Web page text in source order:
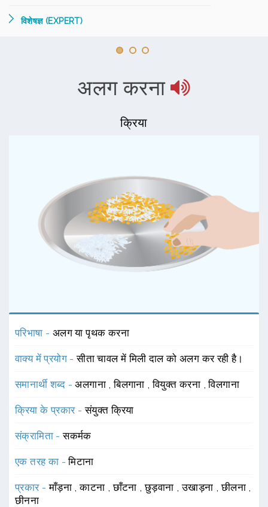
विशेषज्ञ (EXPERT)
अलग करना
क्रिया
परिभाषा - अलग या पृथक करना
वाक्य में प्रयोग -सीता चावल में मिली दाल को अलग कर रही है।
समानार्थी शब्द -अलगाना ,बिलगाना ,वियुक्त करना ,विलगाना
क्रिया के प्रकार -संयुक्त क्रिया
संक्रामिता -सकर्मक
एक तरह का -मिटाना
प्रकार -माँड़ना ,काटना ,छाँटना ,छुड़वाना ,उखाड़ना ,छीलना
छीनना